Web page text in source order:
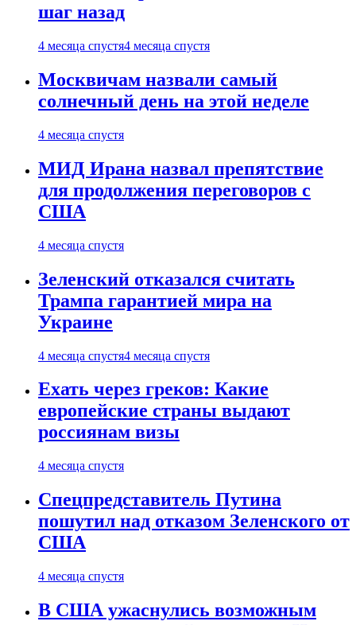
шаг назад
4 месяца спустя4 месяца спустя
Москвичам назвали самый
солнечный день на этой неделе
4 месяца спустя
МИД Ирана назвал препятствие
для продолжения переговоров с
США
4 месяца спустя
Зеленский отказался считать
Трампа гарантией мира на
Украине
4 месяца спустя4 месяца спустя
Ехать через греков: Какие
европейские страны выдают
россиянам визы
4 месяца спустя
Спецпредставитель Путина
пошутил над отказом Зеленского от
США
4 месяца спустя
В США ужаснулись возможным